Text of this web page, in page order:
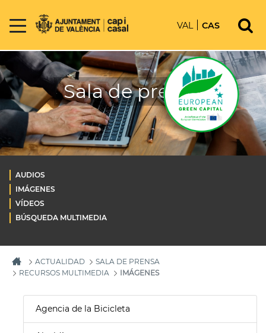
VAL CAS
Sala de prensa
AUDIOS
IMÁGENES
VÍDEOS
BÚSQUEDA MULTIMEDIA
ACTUALIDAD
SALA DE PRENSA
RECURSOS MULTIMEDIA
IMÁGENES
Agencia de la Bicicleta